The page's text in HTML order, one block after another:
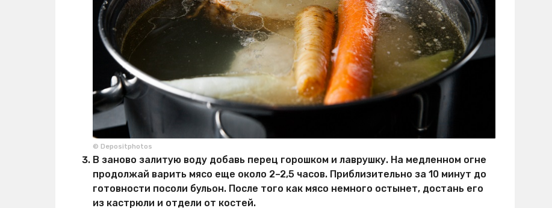
© Depositphotos
В заново залитую воду добавь перец горошком и лаврушку. На медленном огне
продолжай варить мясо еще около 2–2,5 часов. Приблизительно за 10 минут до
готовности посоли бульон. После того как мясо немного остынет, достань его
из кастрюли и отдели от костей.